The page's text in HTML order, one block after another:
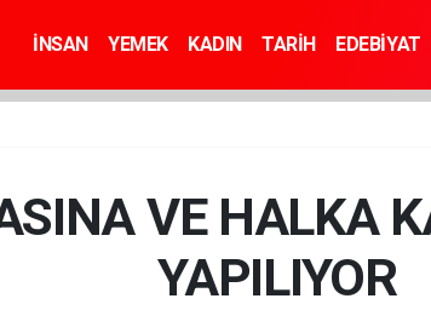
İNSAN YEMEK KADIN TARİH EDEBİYAT
VE HALKA
YAPILIYOR